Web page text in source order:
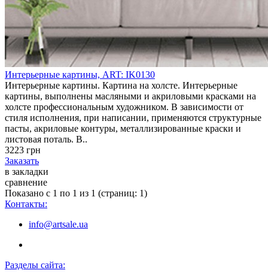
Интерьерные картины, ART: IK0130
Интерьерные картины. Картина на холсте. Интерьерные
картины, выполнены масляными и акриловыми красками на
холсте профессиональным художником. В зависимости от
стиля исполнения, при написании, применяются структурные
пасты, акриловые контуры, металлизированные краски и
листовая поталь. В..
3223 грн
Заказать
в закладки
сравнение
Показано с 1 по 1 из 1 (страниц: 1)
Контакты:
info@artsale.ua
Разделы сайта: